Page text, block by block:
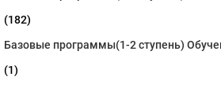
(182)
Базовые программы(1-2 ступень)
(1)